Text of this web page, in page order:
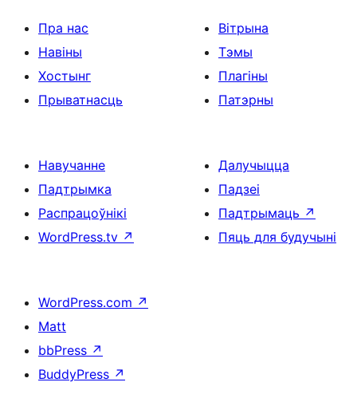
Пра нас
Навіны
Хостынг
Прыватнасць
Вітрына
Тэмы
Плагіны
Патэрны
Навучанне
Падтрымка
Распрацоўнікі
WordPress.tv ↗
Далучыцца
Падзеі
Падтрымаць ↗
Пяць для будучыні
WordPress.com ↗
Matt
bbPress ↗
BuddyPress ↗